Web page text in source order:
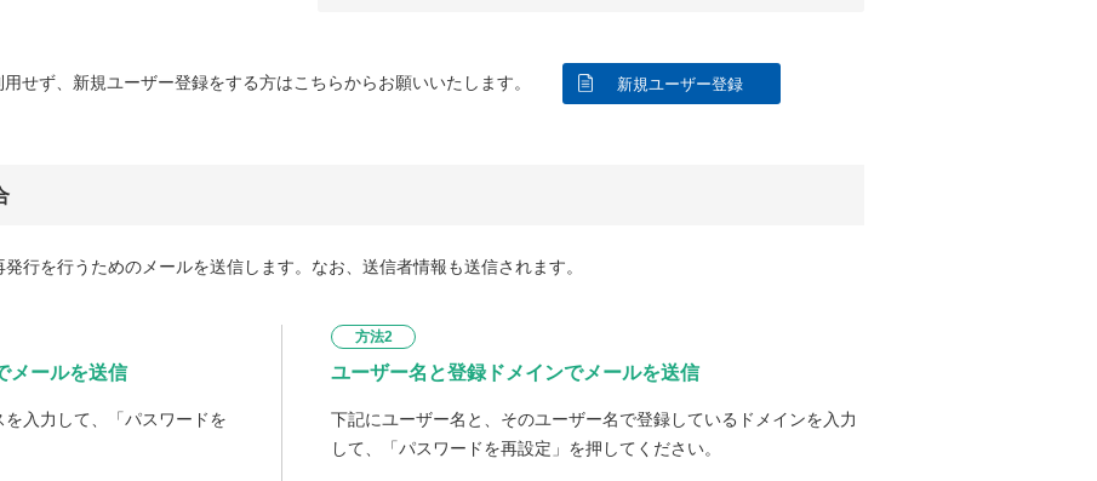
せず、新規ユーザー登録をする方はこちらからお願いいたします。 新規ユーザー登録
行を行うためのメールを送信します。なお、送信者情報も送信されます。
メールを送信
入力して、「パスワードを
方法2
ユーザー名と登録ドメインでメールを送信
下記にユーザー名と、そのユーザー名で登録しているドメインを入力
して、「パスワードを再設定」を押してください。